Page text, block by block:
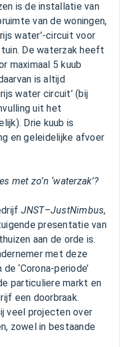
is de installatie van
van de woningen,
water’-circuit voor
tuin. De waterzak heeft
maximaal 5 kuub
is altijd
water circuit’ (bij
uit het
Drie kuub is
en geleidelijke afvoer
met zo’n ‘waterzak’?
JNST–JustNimbus,
presentatie van
aan de orde is.
met deze
‘Corona-periode’
particuliere markt en
een doorbraak.
veel projecten over
zowel in bestaande